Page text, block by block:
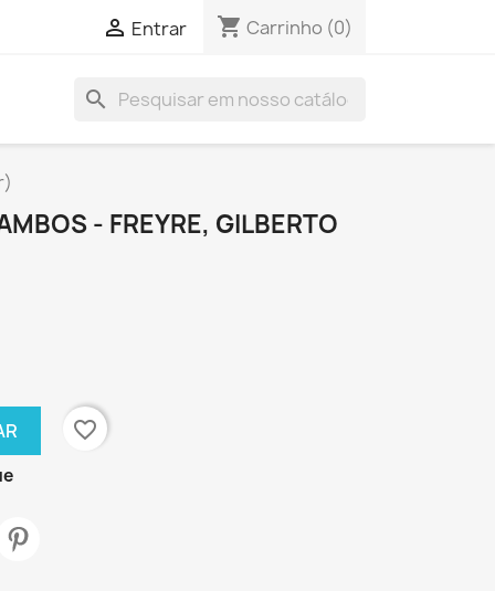
 Entrar shopping_cart Carrinho (0)
search
- FREYRE, GILBERTO
favorite_border